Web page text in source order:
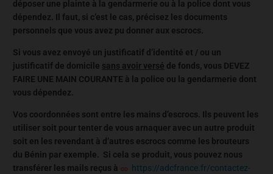
déposer une plainte à la gendarmerie ou à la police dont vous
dépendez. Il faut, si c’est le cas, précisez les documents
personnels que vous avez pu donner aux escrocs.
Si vous avez envoyé un justificatif d’identité et / ou un
justificatif de domicile sans avoir versé de fonds, vous DEVEZ
FAIRE UNE MAIN COURANTE à la police ou la gendarmerie dont
vous dépendez.
Vos coordonnées sont entre les mains d’escrocs. Ils peuvent les
utiliser soit pour tenter de vous arnaquer avec un autre produit
soit en les revendant à d’autres escrocs comme les brouteurs
du Bénin par exemple. Si cela se produit, vous pouvez nous
transférer les mails reçus à
https://adcfrance.fr/contactez-